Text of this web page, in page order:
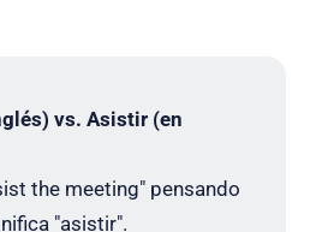
vs. Asistir (en
the meeting" pensando
"asistir".